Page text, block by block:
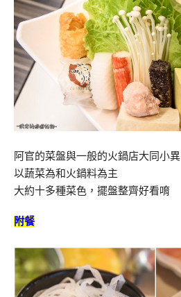
阿官的菜盤與一般的火鍋店大同小異
以蔬菜為和火鍋料為主
大約十多種菜色，擺盤整齊好看唷
附餐